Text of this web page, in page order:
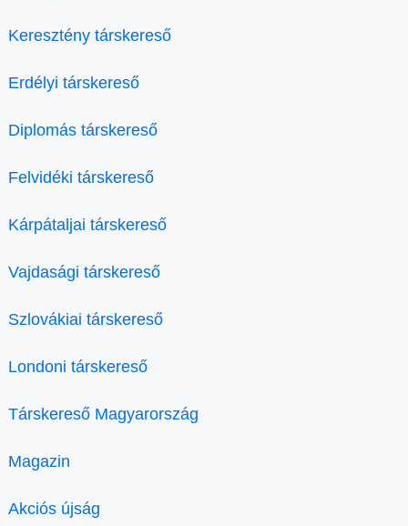
Keresztény társkereső
Erdélyi társkereső
Diplomás társkereső
Felvidéki társkereső
Kárpátaljai társkereső
Vajdasági társkereső
Szlovákiai társkereső
Londoni társkereső
Társkereső Magyarország
Magazin
Akciós újság